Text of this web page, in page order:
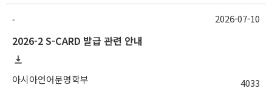
-
2026-2 S-CARD 발급 관련 안내
아시아언어문명학부 4033
2026-07-10